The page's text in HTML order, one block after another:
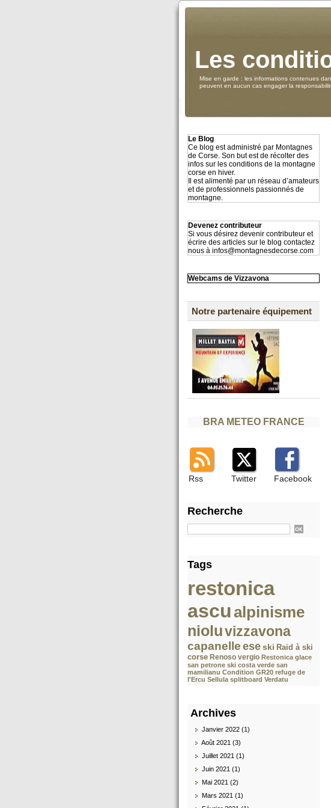
Les
Mise en garde : les informations contenues
peuvent en aucun cas engager la
Le Blog
Ce blog est administré par Montagnes
de Corse. Son but est de récolter des
infos sur les conditions de la montagne
corse en hiver.
Il est alimenté par un réseau d’amateurs
et de professionnels passionnés de
montagne.
Devenez contributeur
Si vous désirez devenir contributeur et
écrire des articles sur le blog contactez
nous à infos@montagnesdecorse.com
Webcams de Vizzavona
Notre partenaire équipement
BRA METEO FRANCE
Rss Twitter Facebook
Recherche
Tags
restonica
ascualpinisme
nioluvizzavona
capanelle eseski Raid à ski
corse Renoso vergio Restonica glace
san petrone ski costa verde san
mamilianu Condition GR20 refuge de
l'Ercu Sellula splitboard Verdatu
Archives
Janvier 2022 (1)
Août 2021 (3)
Juillet 2021 (1)
Juin 2021 (1)
Mai 2021 (2)
Mars 2021 (1)